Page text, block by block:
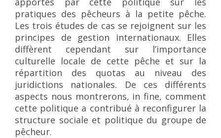
pratiques des pêcheurs à la petite pêche.
Les trois études de cas se rejoignent sur les
principes de gestion internationaux. Elles
diffèrent cependant sur l’importance
culturelle locale de cette pêche et sur la
répartition des quotas au niveau des
juridictions nationales. De ces différents
aspects nous montrerons, in fine, comment
cette politique a contribué à reconfigurer la
structure sociale et politique du groupe de
pêcheur.